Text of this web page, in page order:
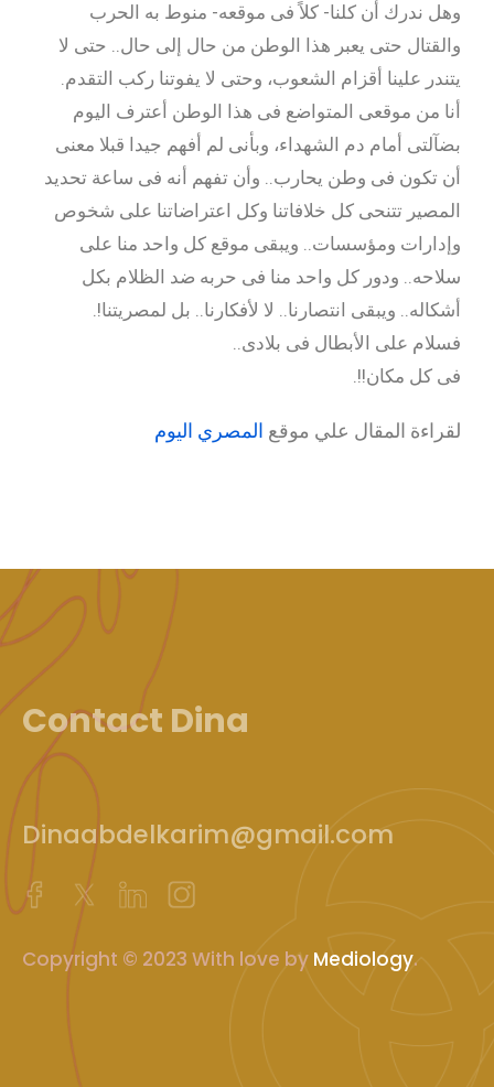
وهل ندرك أن كلنا- كلاً فى موقعه- منوط به الحرب
والقتال حتى يعبر هذا الوطن من حال إلى حال.. حتى لا
يتندر علينا أقزام الشعوب، وحتى لا يفوتنا ركب التقدم.
أنا من موقعى المتواضع فى هذا الوطن أعترف اليوم
بضآلتى أمام دم الشهداء، وبأنى لم أفهم جيدا قبلا معنى
أن تكون فى وطن يحارب.. وأن تفهم أنه فى ساعة تحديد
المصير تتنحى كل خلافاتنا وكل اعتراضاتنا على شخوص
وإدارات ومؤسسات.. ويبقى موقع كل واحد منا على
سلاحه.. ودور كل واحد منا فى حربه ضد الظلام بكل
أشكاله.. ويبقى انتصارنا.. لا لأفكارنا.. بل لمصريتنا!.
فسلام على الأبطال فى بلادى..
فى كل مكان!!.
لقراءة المقال علي موقع المصري اليوم
Contact Dina
Dinaabdelkarim@gmail.com
Copyright © 2023 With love by Mediology.